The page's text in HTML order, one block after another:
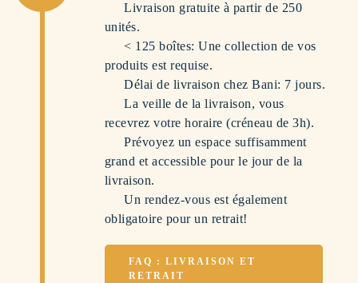
Livraison gratuite à partir de 250
unités.
< 125 boîtes: Une collection de vos
produits est requise.
Délai de livraison chez Bani: 7 jours.
La veille de la livraison, vous
recevrez votre horaire (créneau de 3h).
Prévoyez un espace suffisamment
grand et accessible pour le jour de la
livraison.
Un rendez-vous est également
obligatoire pour un retrait!
FAQ : LIVRAISON ET
RETRAIT